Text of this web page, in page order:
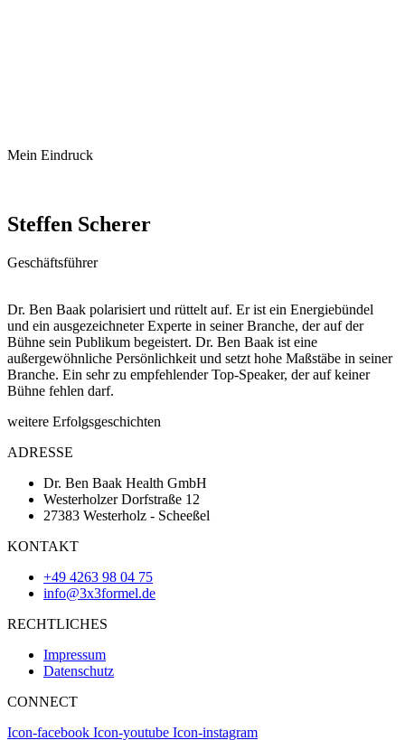
Mein Eindruck
Steffen Scherer
Geschäftsführer
Dr. Ben Baak polarisiert und rüttelt auf. Er ist ein Energiebündel
und ein ausgezeichneter Experte in seiner Branche, der auf der
Bühne sein Publikum begeistert. Dr. Ben Baak ist eine
außergewöhnliche Persönlichkeit und setzt hohe Maßstäbe in seiner
Branche. Ein sehr zu empfehlender Top-Speaker, der auf keiner
Bühne fehlen darf.
weitere Erfolgsgeschichten
ADRESSE
Dr. Ben Baak Health GmbH
Westerholzer Dorfstraße 12
27383 Westerholz - Scheeßel
KONTAKT
+49 4263 98 04 75
info@3x3formel.de
RECHTLICHES
Impressum
Datenschutz
CONNECT
Icon-facebook Icon-youtube Icon-instagram